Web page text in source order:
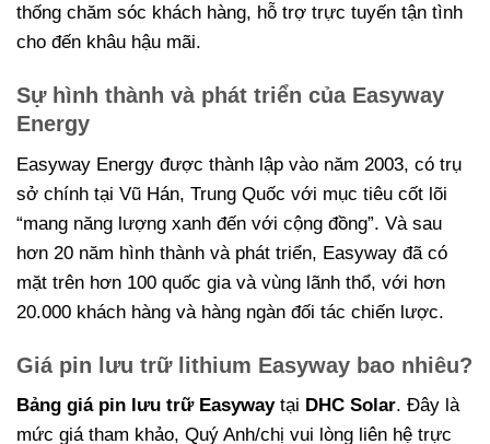
thống chăm sóc khách hàng, hỗ trợ trực tuyến tận tình
cho đến khâu hậu mãi.
Sự hình thành và phát triển của Easyway
Energy
Easyway Energy được thành lập vào năm 2003, có trụ
sở chính tại Vũ Hán, Trung Quốc với mục tiêu cốt lõi
“mang năng lượng xanh đến với cộng đồng”. Và sau
hơn 20 năm hình thành và phát triển, Easyway đã có
mặt trên hơn 100 quốc gia và vùng lãnh thổ, với hơn
20.000 khách hàng và hàng ngàn đối tác chiến lược.
Giá pin lưu trữ lithium Easyway bao nhiêu?
Bảng giá pin lưu trữ Easywaytại DHC Solar. Đây là
mức giá tham khảo, Quý Anh/chị vui lòng liên hệ trực